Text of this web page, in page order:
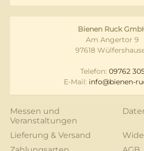
Bienen Ruck
Am Angertor 9
97618
Telefon: 09762
E-Mail: info@bienen-
Messen und
Veranstaltungen
Lieferung & Versand